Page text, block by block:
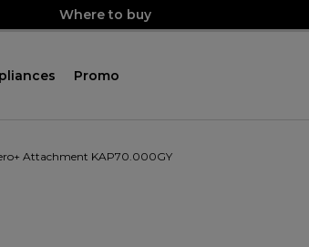
Where to buy
Promo
Attachment KAP70.000GY